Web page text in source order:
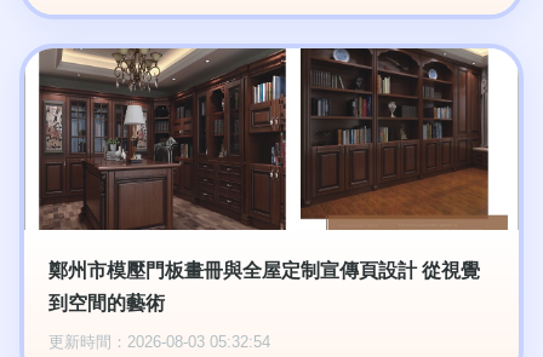
鄭州市模壓門板畫冊與全屋定制宣傳頁設計 從視覺
到空間的藝術
更新時間：2026-08-03 05:32:54